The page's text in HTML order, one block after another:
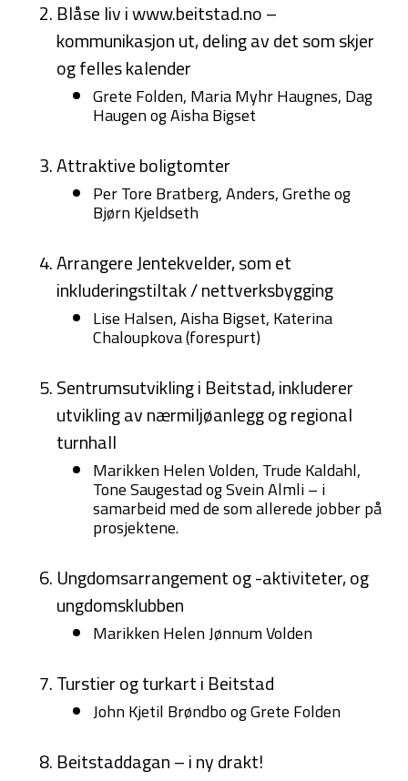
Blåse liv i www.beitstad.no –
kommunikasjon ut, deling av det som skjer
og felles kalender
Grete Folden, Maria Myhr Haugnes, Dag
Haugen og Aisha Bigset
Attraktive boligtomter
Per Tore Bratberg, Anders, Grethe og
Bjørn Kjeldseth
Arrangere Jentekvelder, som et
inkluderingstiltak / nettverksbygging
Lise Halsen, Aisha Bigset, Katerina
Chaloupkova (forespurt)
Sentrumsutvikling i Beitstad, inkluderer
utvikling av nærmiljøanlegg og regional
turnhall
Marikken Helen Volden, Trude Kaldahl,
Tone Saugestad og Svein Almli – i
samarbeid med de som allerede jobber på
prosjektene.
Ungdomsarrangement og -aktiviteter, og
ungdomsklubben
Marikken Helen Jønnum Volden
Turstier og turkart i Beitstad
John Kjetil Brøndbo og Grete Folden
Beitstaddagan – i ny drakt!